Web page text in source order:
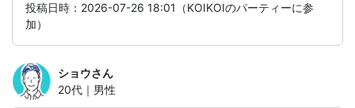
投稿日時：2026-07-26 18:01（KOIKOIのパーティーに参
加）
ショウさん
20代｜男性